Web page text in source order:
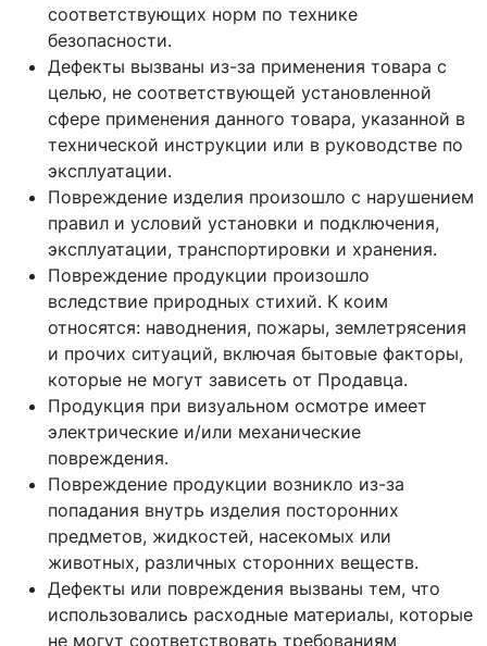
соответствующих норм по технике
безопасности.
Дефекты вызваны из-за применения товара с
целью, не соответствующей установленной
сфере применения данного товара, указанной в
технической инструкции или в руководстве по
эксплуатации.
Повреждение изделия произошло с нарушением
правил и условий установки и подключения,
эксплуатации, транспортировки и хранения.
Повреждение продукции произошло
вследствие природных стихий. К коим
относятся: наводнения, пожары, землетрясения
и прочих ситуаций, включая бытовые факторы,
которые не могут зависеть от Продавца.
Продукция при визуальном осмотре имеет
электрические и/или механические
повреждения.
Повреждение продукции возникло из-за
попадания внутрь изделия посторонних
предметов, жидкостей, насекомых или
животных, различных сторонних веществ.
Дефекты или повреждения вызваны тем, что
использовались расходные материалы, которые
не могут соответствовать требованиям